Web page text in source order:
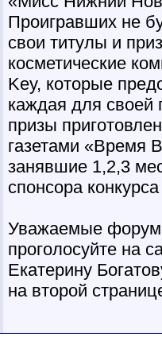
Проигравших не
свои титулы и
косметические
Key, которые
каждая для своей
призы
газетами «Время
занявшие 1,2,3
спонсора
Уважаемые
проголосуйте на
Екатерину
на второй